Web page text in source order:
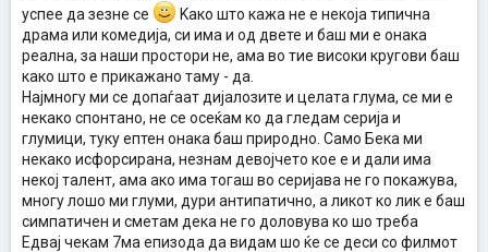
успее да зезне се
Kако што кажа не е некоја типична
драма или комедија, си има и од двете и баш ми е онака
реална, за наши простори не, ама во тие високи кругови баш
како што е прикажано таму - да.
Најмногу ми се допаѓаат дијалозите и целата глума, се ми е
некако спонтано, не се осеќам ко да гледам серија и
глумици, туку ептен онака баш природно. Само Бека ми
некако исфорсирана, незнам девојчето кое е и дали има
некој талент, ама ако има тогаш во серијава не го покажува,
многу лошо ми глуми, дури антипатично, а ликот ко лик е баш
симпатичен и сметам дека не го доловува ко шо треба
Едвај чекам 7ма епизода да видам шо ќе се деси со филмот